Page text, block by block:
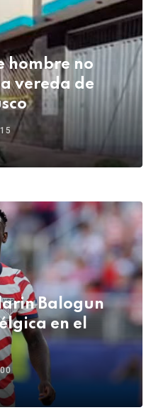
hombre no
vereda de
Balogun
en el